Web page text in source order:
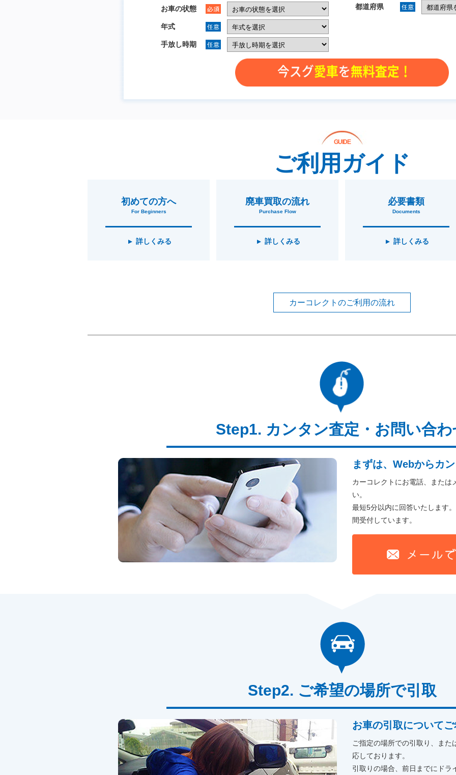
GUIDE
ご利用ガイド
初めての方へ
For Beginners
詳しくみる
廃車買取の流れ
Purchase Flow
詳しくみる
必要書類
Documents
詳しくみる
カーコレクトのご利用の流れ
カンタン査定・お問い合
まずは、Webからカ
カーコレクトにお電話、または
い。
最短5分以内に回答いたします
間受付しています。
ご希望の場所で引取
お車の引取について
ご指定の場所での引取り、ま
応しております。
引取りの場合、前日までにドラ